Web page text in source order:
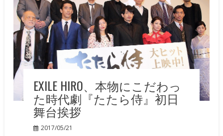
EXILE HIRO、本物にこだわっ
た時代劇『たたら侍』初日
舞台挨拶
2017/05/21